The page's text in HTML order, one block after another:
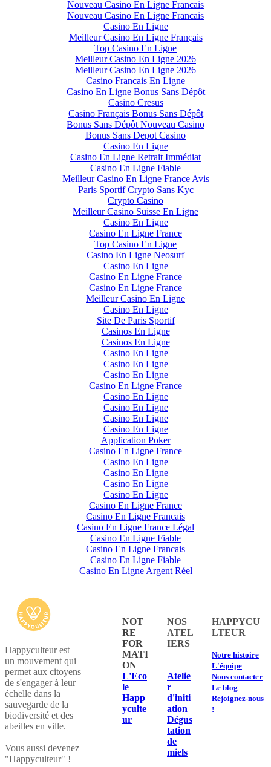
Nouveau Casino En Ligne Francais
Nouveau Casino En Ligne Francais
Casino En Ligne
Meilleur Casino En Ligne Français
Top Casino En Ligne
Meilleur Casino En Ligne 2026
Meilleur Casino En Ligne 2026
Casino Francais En Ligne
Casino En Ligne Bonus Sans Dépôt
Casino Cresus
Casino Français Bonus Sans Dépôt
Bonus Sans Dépôt Nouveau Casino
Bonus Sans Depot Casino
Casino En Ligne
Casino En Ligne Retrait Immédiat
Casino En Ligne Fiable
Meilleur Casino En Ligne France Avis
Paris Sportif Crypto Sans Kyc
Crypto Casino
Meilleur Casino Suisse En Ligne
Casino En Ligne
Casino En Ligne France
Top Casino En Ligne
Casino En Ligne Neosurf
Casino En Ligne
Casino En Ligne France
Casino En Ligne France
Meilleur Casino En Ligne
Casino En Ligne
Site De Paris Sportif
Casinos En Ligne
Casinos En Ligne
Casino En Ligne
Casino En Ligne
Casino En Ligne
Casino En Ligne France
Casino En Ligne
Casino En Ligne
Casino En Ligne
Casino En Ligne
Application Poker
Casino En Ligne France
Casino En Ligne
Casino En Ligne
Casino En Ligne
Casino En Ligne
Casino En Ligne France
Casino En Ligne Francais
Casino En Ligne France Légal
Casino En Ligne Fiable
Casino En Ligne Francais
Casino En Ligne Fiable
Casino En Ligne Argent Réel
Happyculteur est
un mouvement qui
permet aux citoyens
de s'engager à leur
échelle dans la
sauvegarde de la
biodiversité et des
abeilles en ville.
​Vous aussi devenez
"Happyculteur" !
NOT
RE
FOR
MATI
ON
L'Eco
le
Happ
yculte
ur
NOS
ATEL
IERS
Atelie
r
d'initi
ation
Dégus
tation
de
miels
HAPPYCU
LTEUR
​Notre histoire
L'équipe
Nous contacter
Le blog
Rejoignez-nous
!